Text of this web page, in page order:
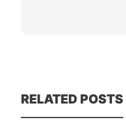
RELATED POSTS